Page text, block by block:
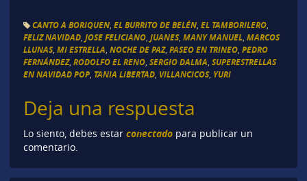
CANTO A BORIQUEN, EL BURRITO DE BELÉN, EL TAMBORILERO,
FELIZ NAVIDAD, JOSE FELICIANO, JUANES, MANY MANUEL, MARCOS
LLUNAS, MI ESTRELLA NOCHE DE PAZ, PASEO EN TRINEO, PEDRO
FERNÁNDEZ, RODOLFO EL RENO, SERGIO DALMA SUPERESTRELLAS
EN NAVIDAD POP, TANIA LIBERTAD, VILLANCICOS, YURI
Deja una respuesta
Lo siento, debes estar conectadopara publicar un
comentario.